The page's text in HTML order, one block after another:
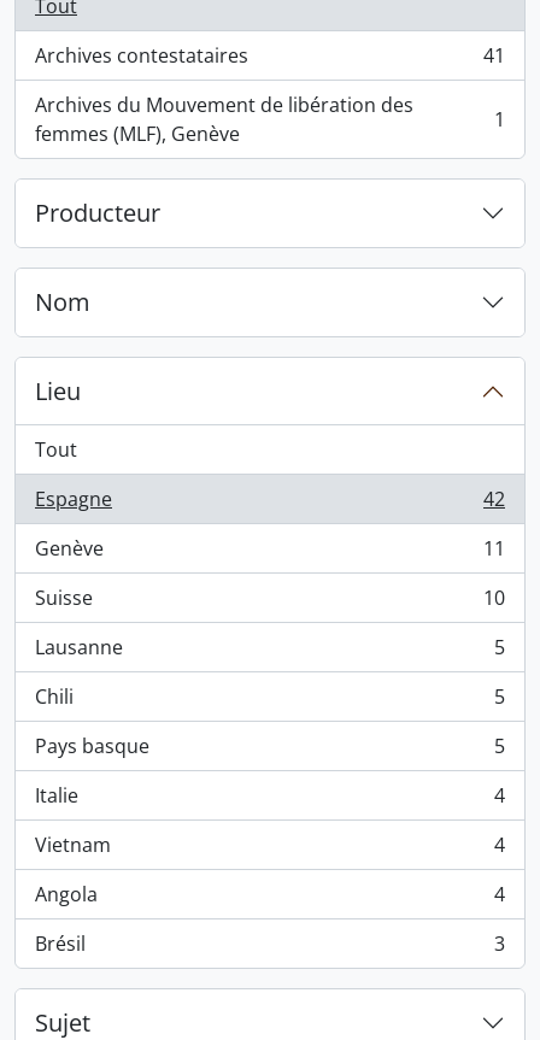
Tout
Archives contestataires
, 41 résultats
41
Archives du Mouvement de libération des
femmes (MLF), Genève
, 1 résultats 1
Producteur
Nom
Lieu
Tout
Espagne
, 42 résultats
42
Genève
, 11 résultats
11
Suisse
, 10 résultats
10
Lausanne
, 5 résultats
5
Chili
, 5 résultats
5
Pays basque
, 5 résultats
5
Italie
, 4 résultats
4
Vietnam
, 4 résultats
4
Angola
, 4 résultats
4
Brésil
, 3 résultats 3
Sujet